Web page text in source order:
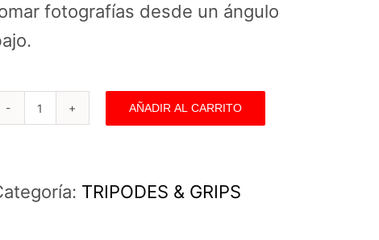
fotografías desde un ángulo
Tripode
055
XPro
AÑADIR AL CARRITO
TRIPODES & GRIPS